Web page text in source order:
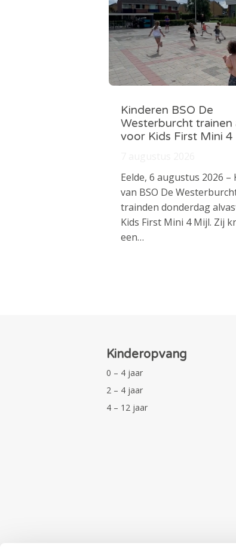
Kinderen BSO De
Westerburcht trainen
voor Kids First Mini 4
Eelde, 6 augustus 2026 –
van BSO De
trainden donderdag
Kids First Mini 4 Mijl. Zij
een…
Kinderopvang
0 – 4 jaar
2 – 4 jaar
4 – 12 jaar